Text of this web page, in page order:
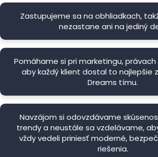
Zastupujeme sa na obhliadkach,
nezastane ani na jediný
Pomáhame si pri marketingu,
aby každý klient dostal to najlepšie
Dreams tímu.
Navzájom si odovzdávame
trendy a neustále sa vzdelávame,
vždy vedeli priniesť moderné,
riešenia.